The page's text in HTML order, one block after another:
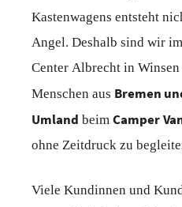
Kastenwagens entsteht
Angel. Deshalb sind wir
Center Albrecht in
Menschen aus Bremen
Umland beim Camper
ohne Zeitdruck zu
Viele Kundinnen und